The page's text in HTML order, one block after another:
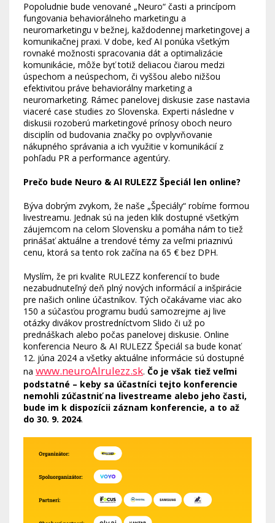
Popoludnie bude venované „Neuro“ časti a princípom
fungovania behaviorálneho marketingu a
neuromarketingu v bežnej, každodennej marketingovej a
komunikačnej praxi. V dobe, keď AI ponúka všetkým
rovnaké možnosti spracovania dát a optimalizácie
komunikácie, môže byť totiž deliacou čiarou medzi
úspechom a neúspechom, či vyššou alebo nižšou
efektivitou práve behaviorálny marketing a
neuromarketing. Rámec panelovej diskusie zase nastavia
viaceré case studies zo Slovenska. Experti následne v
diskusii rozoberú marketingové prínosy oboch neuro
disciplín od budovania značky po ovplyvňovanie
nákupného správania a ich využitie v komunikácií z
pohľadu PR a performance agentúry.
Prečo bude Neuro & AI RULEZZ Špeciál len online?
Býva dobrým zvykom, že naše „Špeciály“ robíme formou
livestreamu. Jednak sú na jeden klik dostupné všetkým
záujemcom na celom Slovensku a pomáha nám to tiež
prinášať aktuálne a trendové témy za veľmi priaznivú
cenu, ktorá sa tento rok začína na 65 € bez DPH.
Myslím, že pri kvalite RULEZZ konferencií to bude
nezabudnuteľný deň plný nových informácií a inšpirácie
pre našich online účastníkov. Tých očakávame viac ako
150 a súčasťou programu budú samozrejme aj live
otázky divákov prostredníctvom Slido či už po
prednáškach alebo počas panelovej diskusie. Online
konferencia Neuro & AI RULEZZ Špeciál sa bude konať
12. júna 2024 a všetky aktuálne informácie sú dostupné
na www.neuroAIrulezz.sk. Čo je však tiež veľmi
podstatné – keby sa účastníci tejto konferencie
nemohli zúčastniť na livestreame alebo jeho časti,
bude im k dispozícii záznam konferencie, a to až
do 30. 9. 2024.